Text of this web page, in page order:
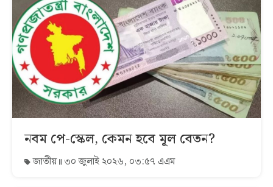
নবম পে-স্কেল, কেমন হবে মূল বেতন?
জাতীয় ৩০ জুলাই ২০২৬, ০৩:৫৭ এএম